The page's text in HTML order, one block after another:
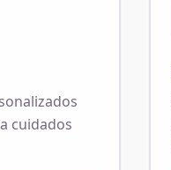
cuidados